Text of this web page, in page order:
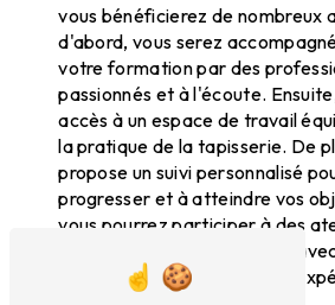
vous bénéficierez de nombreux
d'abord, vous serez
votre formation par des
passionnés et à l'écoute.
accès à un espace de travail
la pratique de la tapisserie. De
propose un suivi personnalisé
progresser et à atteindre vos
vous pourrez participer à des
événements pour échanger
passionnés et enrichir votre